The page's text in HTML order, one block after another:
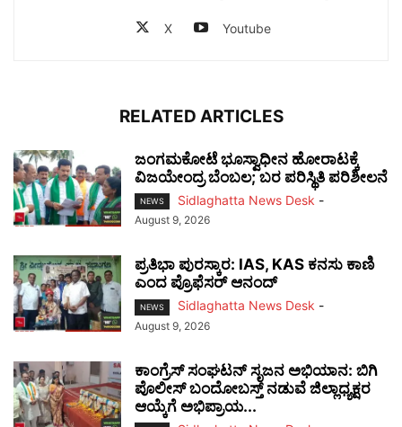
X Youtube
RELATED ARTICLES
ಜಂಗಮಕೋಟೆ ಭೂಸ್ವಾಧೀನ ಹೋರಾಟಕ್ಕೆ
ವಿಜಯೇಂದ್ರ ಬೆಂಬಲ; ಬರ ಪರಿಸ್ಥಿತಿ ಪರಿಶೀಲನೆ
NEWS Sidlaghatta News Desk -
August 9, 2026
ಪ್ರತಿಭಾ ಪುರಸ್ಕಾರ: IAS, KAS ಕನಸು ಕಾಣಿ
ಎಂದ ಪ್ರೊಫೆಸರ್ ಆನಂದ್
NEWS Sidlaghatta News Desk -
August 9, 2026
ಕಾಂಗ್ರೆಸ್ ಸಂಘಟನ್ ಸೃಜನ ಅಭಿಯಾನ: ಬಿಗಿ
ಪೊಲೀಸ್ ಬಂದೋಬಸ್ತ್ ನಡುವೆ ಜಿಲ್ಲಾಧ್ಯಕ್ಷರ
ಆಯ್ಕೆಗೆ ಅಭಿಪ್ರಾಯ...